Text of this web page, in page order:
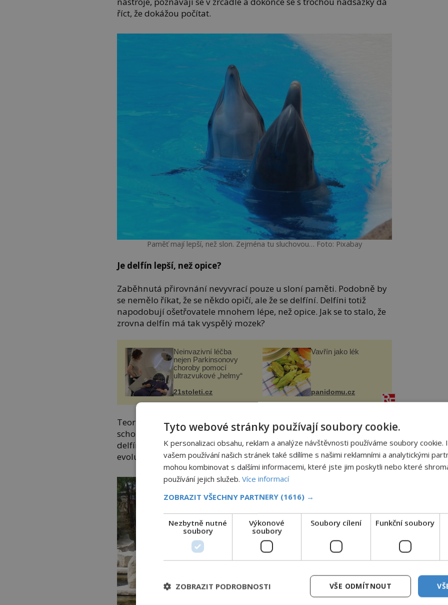
říct, že dokážou počítat.
Paměť mají lepší, než slon. Zejména tu sluchovou… Foto: Pixabay
Je delfín lepší, než opice?
Zaběhnutá přirovnání nevyvrací pouze u sloní paměti. Podobně by
se nemělo říkat, že se někdo opičí, ale že se delfíní. Delfíni totiž
napodobují ošetřovatele mnohem lépe, než opice. Jak se to stalo, že
zrovna delfín má tak vyspělý mozek?
Neinvazivní léčba
nejen Parkinsonovy
choroby pomocí
ultrazvukové „helmy“
21stoleti.cz
Vavřín jako lék
panidomu.cz
Teorie jsou dvě – první ukazuje na vyvinutou komunikační
schopnost s ostatními jedinci v kombinaci s echolokací, díky které se
delfíni brilantně orientují pod hladinou. Rozvoj mozku byl tedy
evoluční nutností.
Tyto webové stránky používají soubory cookie.
K personalizaci obsahu, reklam a analýze návštěvnosti používáme soubory cookie.
vašem používání našich stránek také sdílíme s našimi reklamními a analytickými
mohou kombinovat s dalšími informacemi, které jste jim poskytli nebo které
používání jejich služeb. Více informací
ZOBRAZIT VŠECHNY PARTNERY (1616) →
Nezbytně nutné
soubory
Výkonové
soubory
Soubory cílení Funkční soubory
VŠE ODMÍTNOUT
ZOBRAZIT PODROBNOSTI